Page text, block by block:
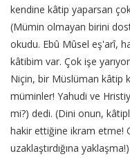
kendine kâtip yaparsan
(Mümin olmayan birini
okudu. Ebû Mûsel eş'arî,
kâtibim var. Çok işe
Niçin, bir Müslüman kâtip
müminler! Yahudi ve
mi?) dedi. (Dini onun,
hakir ettiğine ikram etme!
uzaklaştırdığına